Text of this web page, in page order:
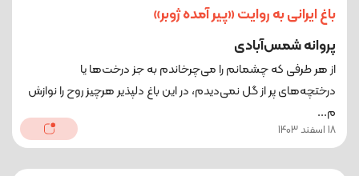
باغ ایرانی به روایت «پیر آمده ژوبر»
پروانه شمس‌آبادی
از هر طرفی که چشمانم را می‌چرخاندم به جز درخت‌ها یا
درختچه‌های پر از گل نمی‌دیدم، در این باغ دلپذیر هرچیز روح را نوازش
م...
18 اسفند 1403